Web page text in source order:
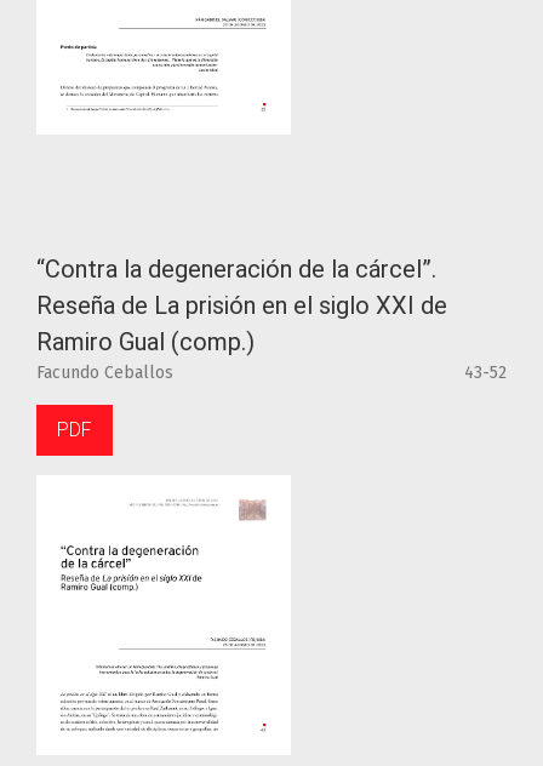
“Contra la degeneración de la cárcel”.
Reseña de La prisión en el siglo XXI de
Ramiro Gual (comp.)
Facundo Ceballos 43-52
PDF